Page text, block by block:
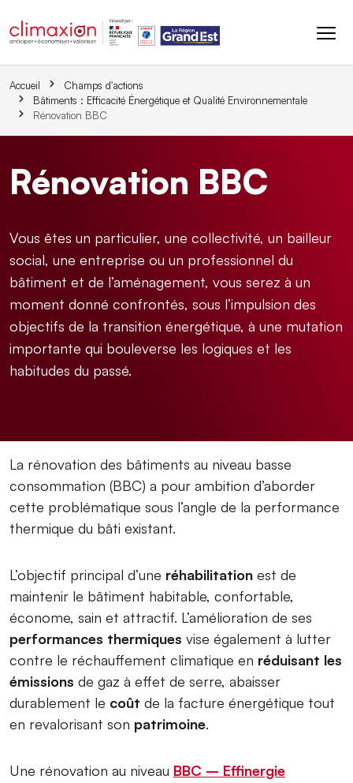
Accueil
Champs d'actions
Bâtiments : Efficacité Énergétique et Qualité Environnementale
Rénovation BBC
Rénovation BBC
Vous êtes un particulier, une collectivité, un bailleur
social, une entreprise ou un professionnel du
bâtiment et de l’aménagement, vous serez à un
moment donné confrontés, sous l’impulsion des
objectifs de la transition énergétique, à une mutation
importante qui bouleverse les logiques et les
habitudes du passé.
La rénovation des bâtiments au niveau basse
consommation (BBC) a pour ambition d’aborder
cette problématique sous l’angle de la performance
thermique du bâti existant.
L’objectif principal d’une réhabilitation est de
maintenir le bâtiment habitable, confortable,
économe, sain et attractif. L’amélioration de ses
performances thermiques vise également à lutter
contre le réchauffement climatique en réduisant les
émissions de gaz à effet de serre, abaisser
durablement le coût de la facture énergétique tout
en revalorisant son patrimoine.
Une rénovation au niveau BBC – Effinergie